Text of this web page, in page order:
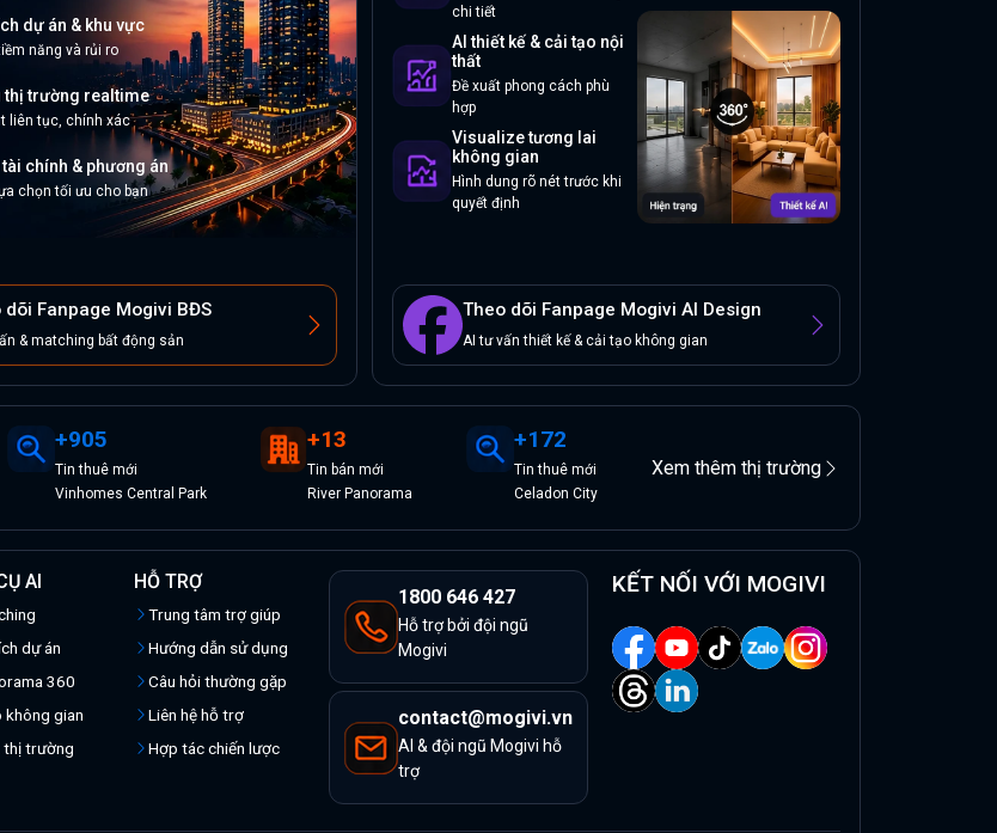
dự án & khu vực
năng và rủi ro
thị trường realtime
liên tục, chính xác
chính & phương án
chọn tối ưu cho bạn
dõi Fanpage Mogivi BĐS
& matching bất động sản
chi tiết
AI thiết kế & cải tạo nội
thất
Đề xuất phong cách phù
hợp
Visualize tương lai
không gian
Hình dung rõ nét trước khi
quyết định
Theo dõi Fanpage Mogivi AI Design
AI tư vấn thiết kế & cải tạo không gian
+905
Tinthuêmới
Vinhomes Central Park
+13
Tin bán mới
River Panorama
+172
Tinthuê mới
Celadon City
Xem thêm thị trường
AI
dự án
360
không gian
thị trường
HỖ TRỢ
Trung tâm trợ giúp
Hướng dẫn sử dụng
Câu hỏi thường gặp
Liên hệ hỗ trợ
Hợp tác chiến lược
1800 646 427
Hỗ trợ bởi đội ngũ
Mogivi
contact@mogivi.vn
AI & đội ngũ Mogivi hỗ
trợ
KẾT NỐI VỚI MOGIVI